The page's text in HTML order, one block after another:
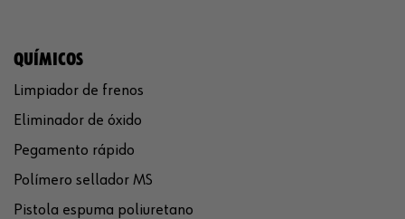
QUÍMICOS
Limpiador de frenos
Eliminador de óxido
Pegamento rápido
Polímero sellador MS
Pistola espuma poliuretano